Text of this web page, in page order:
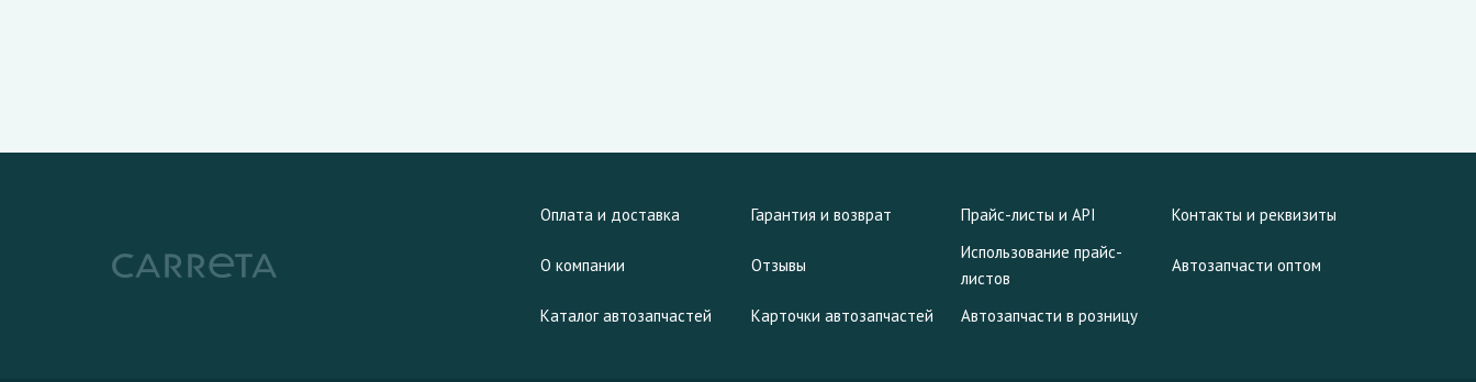
Оплата и доставка Гарантия и возврат Прайс-листы и API Контакты и реквизиты
О компании Отзывы
Использование прайс-
листов
Автозапчасти оптом
Каталог автозапчастей Карточки автозапчастей Автозапчасти в розницу